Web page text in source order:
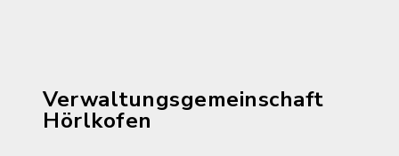
Verwaltungsgemeinschaft
Hörlkofen